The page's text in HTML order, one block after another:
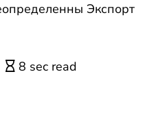
Экспорт
8 sec read